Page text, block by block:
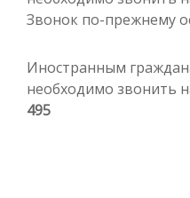
Звонок по-прежнему
Иностранным
необходимо звонить
495